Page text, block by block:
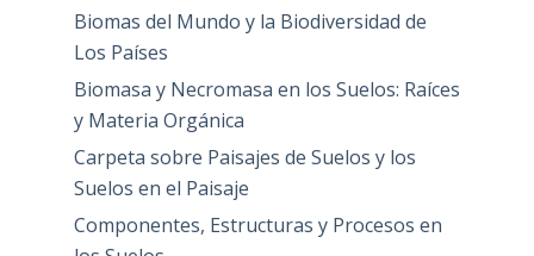
Biomas del Mundo y la Biodiversidad de
Los Países
Biomasa y Necromasa en los Suelos: Raíces
y Materia Orgánica
Carpeta sobre Paisajes de Suelos y los
Suelos en el Paisaje
Componentes, Estructuras y Procesos en